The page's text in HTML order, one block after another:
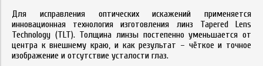
Для исправления оптических искажений применяется
инновационная технология изготовления линз Tapered Lens
Technology (TLT). Толщина линзы постепенно уменьшается от
центра к внешнему краю, и как результат – чёткое и точное
изображение и отсутствие усталости глаз.